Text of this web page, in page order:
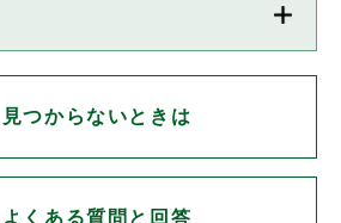
見つからないときは
よくある質問と回答